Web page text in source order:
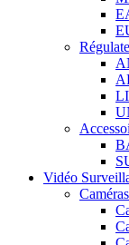
Vidéo
Caméras